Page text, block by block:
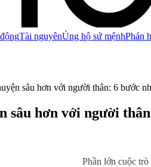
Tài nguyênỦng hộ sứ mệnhPhản
sâu hơn với người thân: 6 bước
sâu hơn với người
Phần lớn cuộc